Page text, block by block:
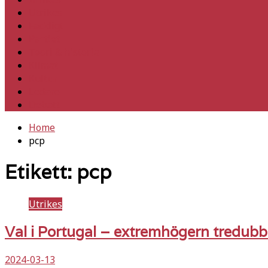
Home
pcp
Etikett: pcp
Utrikes
Val i Portugal – extremhögern
2024-03-13